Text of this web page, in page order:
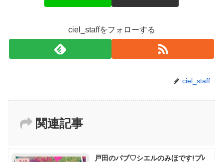
ciel_staffをフォローする
ciel_staff
関連記事
戸田のパブ♡ シエルのみほです!プﾚ